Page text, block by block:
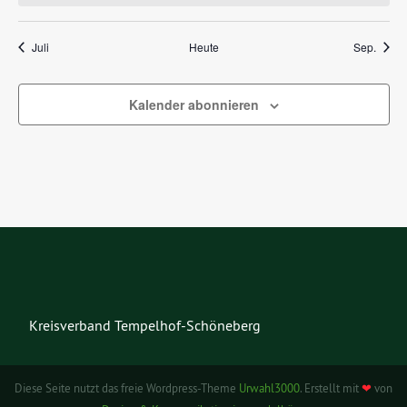
Juli Heute Sep.
Kalender abonnieren
Kreisverband Tempelhof-Schöneberg
Diese Seite nutzt das freie Wordpress-Theme Urwahl3000. Erstellt mit❤ von